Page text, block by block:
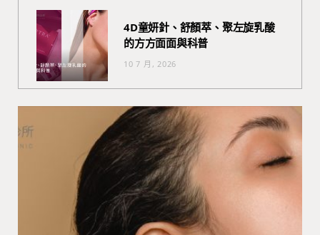
4D童妍針、舒顏萃、聚左旋乳酸
的方方面面與科普
10 7 月, 2026